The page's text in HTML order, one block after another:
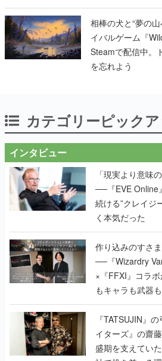
相棒の犬と“夢の
イバルゲーム『
Steamで配信中。
を忘れよう
カテゴリーピック
インタビュー
「現実より意味
──『EVE Online
続ける”クレイジ
く本気だった
作り込みのすさ
──『Wizardry
×『FFXI』コラ
もキャラも武器
で作り込まれた
く
『TATSUJIN』
イターズ』の齋
盛期を支えてい